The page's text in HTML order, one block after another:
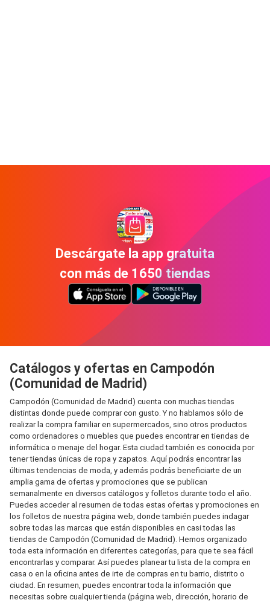
Descárgate la app gratuita
con más de 1650 tiendas
Catálogos y ofertas en Campodón
(Comunidad de Madrid)
Campodón (Comunidad de Madrid) cuenta con muchas tiendas
distintas donde puede comprar con gusto. Y no hablamos sólo de
realizar la compra familiar en supermercados, sino otros productos
como ordenadores o muebles que puedes encontrar en tiendas de
informática o menaje del hogar. Esta ciudad también es conocida por
tener tiendas únicas de ropa y zapatos. Aquí podrás encontrar las
últimas tendencias de moda, y además podrás beneficiarte de un
amplia gama de ofertas y promociones que se publican
semanalmente en diversos catálogos y folletos durante todo el año.
Puedes acceder al resumen de todas estas ofertas y promociones en
los folletos de nuestra página web, donde también puedes indagar
sobre todas las marcas que están disponibles en casi todas las
tiendas de Campodón (Comunidad de Madrid). Hemos organizado
toda esta información en diferentes categorías, para que te sea fácil
encontrarlas y comparar. Así puedes planear tu lista de la compra en
casa o en la oficina antes de irte de compras en tu barrio, distrito o
ciudad. En resumen, puedes encontrar toda la información que
necesitas sobre cualquier tienda (página web, dirección, horario de